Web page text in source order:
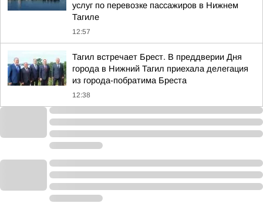
услуг по перевозке пассажиров в Нижнем
Тагиле
12:57
Тагил встречает Брест. В преддверии Дня
города в Нижний Тагил приехала делегация
из города-побратима Бреста
12:38